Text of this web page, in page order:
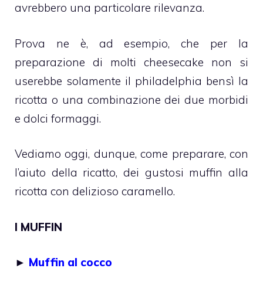
avrebbero una particolare rilevanza.
Prova ne è, ad esempio, che per la
preparazione di molti cheesecake non si
userebbe solamente il philadelphia bensì la
ricotta o una combinazione dei due morbidi
e dolci formaggi.
Vediamo oggi, dunque, come preparare, con
l’aiuto della ricatto, dei gustosi muffin alla
ricotta con delizioso caramello.
I MUFFIN
► Muffin al cocco